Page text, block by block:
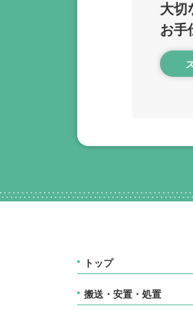
大切
お手
トップ
搬送・安置・処置